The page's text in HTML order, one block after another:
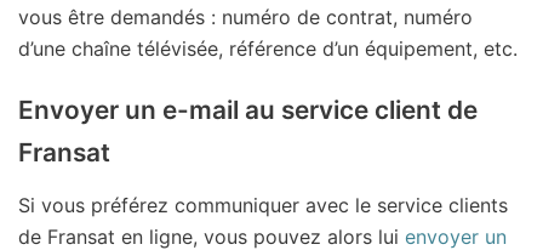
vous être demandés : numéro de contrat, numéro
d’une chaîne télévisée, référence d’un équipement, etc.
Envoyer un e-mail au service client de
Fransat
Si vous préférez communiquer avec le service clients
de Fransat en ligne, vous pouvez alors lui envoyer un